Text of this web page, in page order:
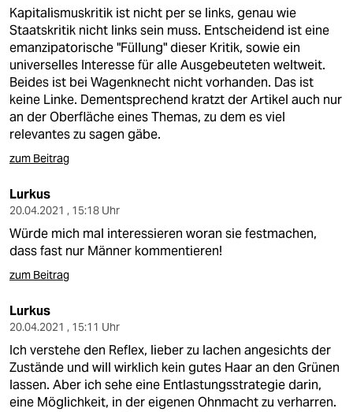
shop
fragen & hilfe
unterstützen
abo
genossenschaft
Kapitalismuskritik ist nicht per se links, genau wie
Staatskritik nicht links sein muss. Entscheidend ist eine
emanzipatorische "Füllung" dieser Kritik, sowie ein
universelles Interesse für alle Ausgebeuteten weltweit.
Beides ist bei Wagenknecht nicht vorhanden. Das ist
keine Linke. Dementsprechend kratzt der Artikel auch nur
an der Oberfläche eines Themas, zu dem es viel
relevantes zu sagen gäbe.
zum Beitrag
Lurkus
20.04.2021 , 15:18 Uhr
Würde mich mal interessieren woran sie festmachen,
dass fast nur Männer kommentieren!
zum Beitrag
Lurkus
20.04.2021 , 15:11 Uhr
Ich verstehe den Reflex, lieber zu lachen angesichts der
Zustände und will wirklich kein gutes Haar an den Grünen
lassen. Aber ich sehe eine Entlastungsstrategie darin,
eine Möglichkeit, in der eigenen Ohnmacht zu verharren.